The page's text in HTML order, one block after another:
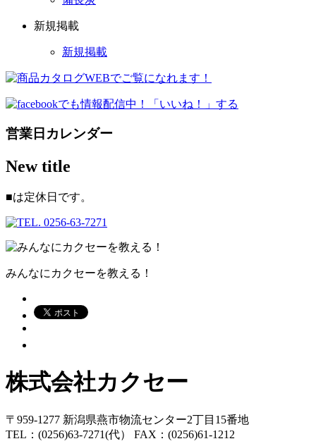
新規掲載
新規掲載
営業日カレンダー
New title
■は定休日です。
みんなにカクセーを教える！
株式会社カクセー
〒959-1277 新潟県燕市物流センター2丁目15番地
TEL：(0256)63-7271(代） FAX：(0256)61-1212